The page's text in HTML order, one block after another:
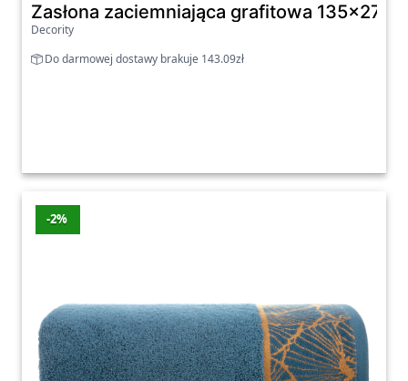
Zasłona zaciemniająca grafitowa 135x270
Decority
Do darmowej dostawy brakuje 143.09zł
-2%